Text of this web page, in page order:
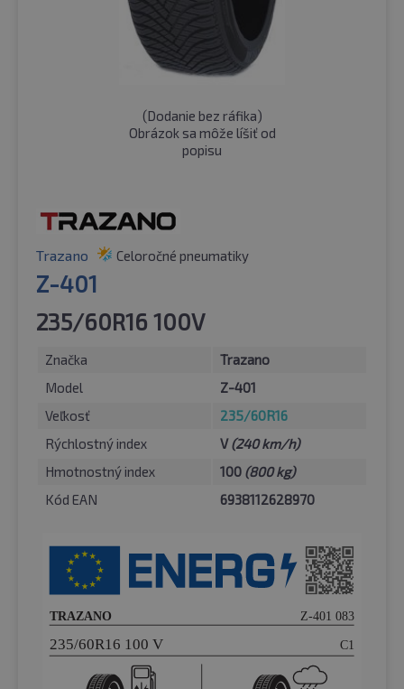
(Dodanie bez ráfika)
Obrázok sa môže líšiť od
popisu
Trazano Celoročné pneumatiky
Z-401
235/60R16 100V
Značka
Trazano
Model
Z-401
Veľkosť
235/60R16
Rýchlostný index
V(240 km/h)
Hmotnostný index
100 (800 kg)
Kód EAN
6938112628970